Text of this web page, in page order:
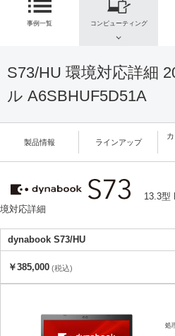
事例一覧 コンピューティング
S73/HU 環境対応詳細
ル A6SBHUF5D51A
製品情報 ラインアップ
13.3型
境対応詳細
dynabook S73/HU
￥385,000 (税込)
処